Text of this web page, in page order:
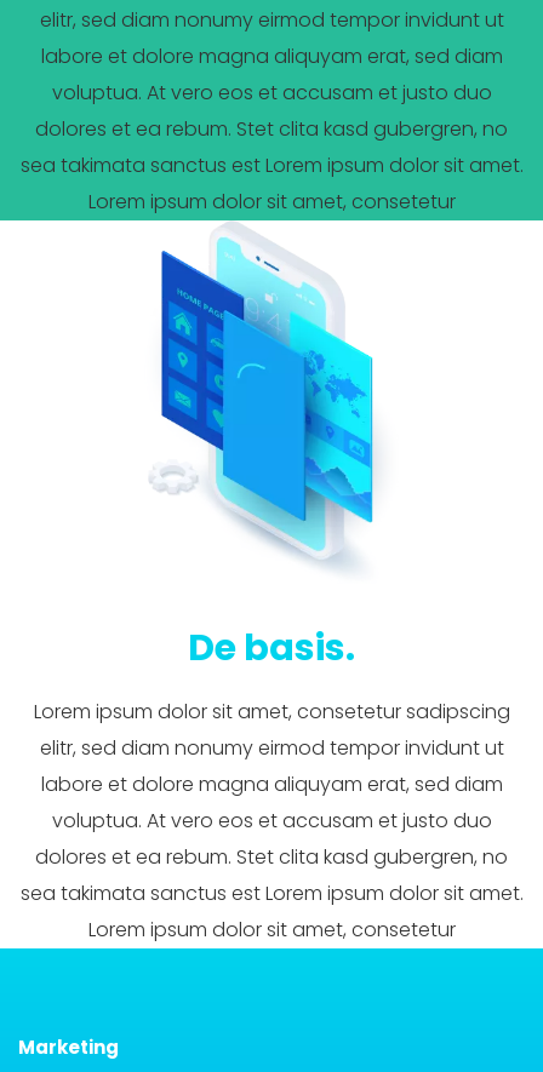
elitr, sed diam nonumy eirmod tempor invidunt ut
labore et dolore magna aliquyam erat, sed diam
voluptua. At vero eos et accusam et justo duo
dolores et ea rebum. Stet clita kasd gubergren, no
sea takimata sanctus est Lorem ipsum dolor sit amet.
Lorem ipsum dolor sit amet, consetetur
De basis.
Lorem ipsum dolor sit amet, consetetur sadipscing
elitr, sed diam nonumy eirmod tempor invidunt ut
labore et dolore magna aliquyam erat, sed diam
voluptua. At vero eos et accusam et justo duo
dolores et ea rebum. Stet clita kasd gubergren, no
sea takimata sanctus est Lorem ipsum dolor sit amet.
Lorem ipsum dolor sit amet, consetetur
Marketing